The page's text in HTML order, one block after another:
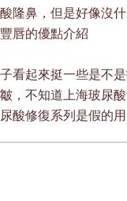
唇的優點介紹